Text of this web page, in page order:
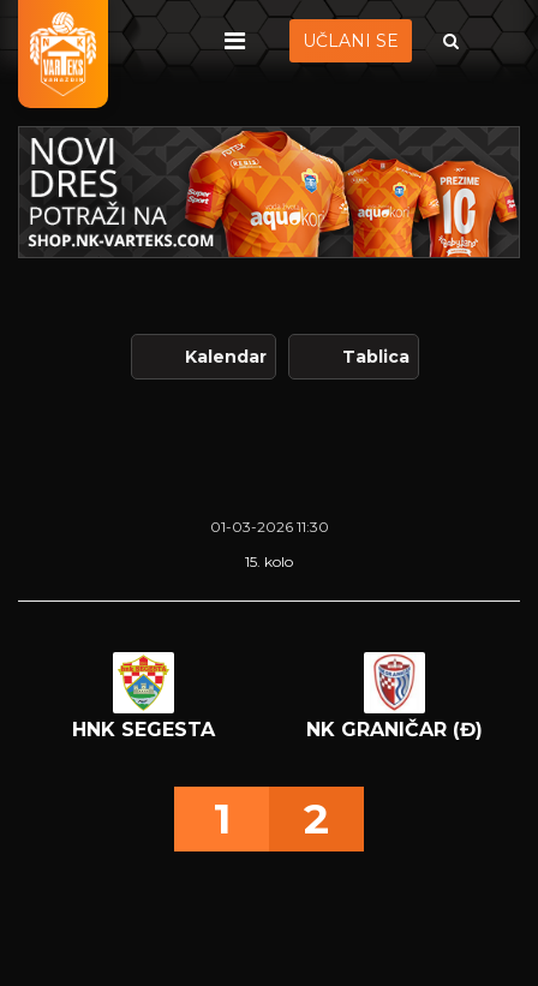
UČLANI SE
Kalendar Tablica
01-03-2026 11:30
15. kolo
HNK SEGESTA NK GRANIČAR (Đ)
1 2